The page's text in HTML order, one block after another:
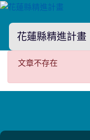
花蓮縣精進計畫
文章不存在
文章不存在